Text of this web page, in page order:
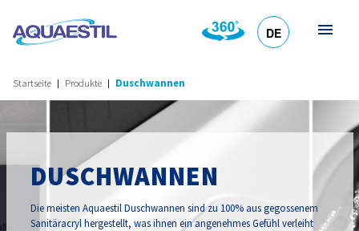
DE
Startseite Produkte Duschwannen
DUSCHWANNEN
Die meisten Aquaestil Duschwannen sind zu 100% aus gegossenem
Sanitäracryl hergestellt, was ihnen ein angenehmes Gefühl verleiht